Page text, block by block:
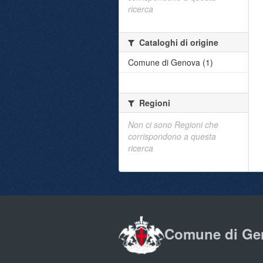
ricerca
Cataloghi di origine
Comune di Genova (1)
Regioni
Non ci sono Regioni che
corrispondono a questa
ricerca
Comune di